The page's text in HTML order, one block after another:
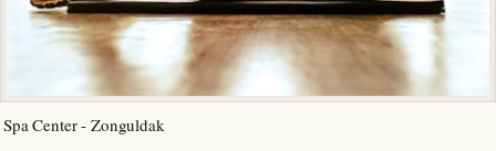
Spa Center - Zonguldak